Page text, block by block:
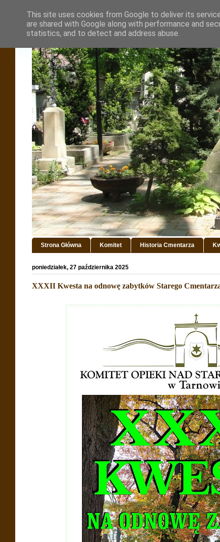
Strona Główna Komitet Historia Cmentarza
poniedziałek, 27 października 2025
XXXII Kwesta na odnowę zabytków Starego
This site uses cookies from Google to deliver its
are shared with Google along with performance and
statistics, and to detect and address abuse.